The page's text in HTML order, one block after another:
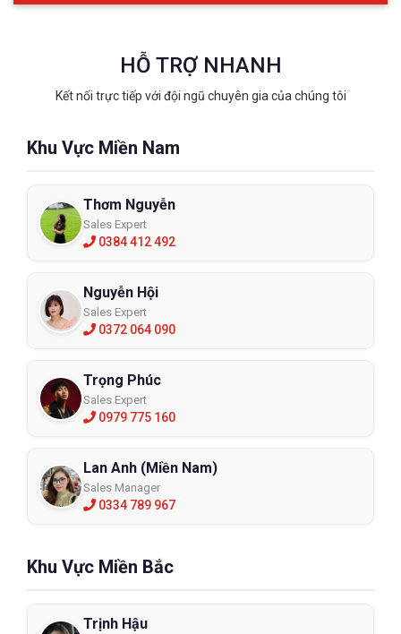
HỖ TRỢ NHANH
Kết nối trực tiếp với đội ngũ chuyên gia của chúng tôi
Khu Vực Miền Nam
Thơm Nguyễn
Sales Expert
0384 412 492
Nguyễn Hội
Sales Expert
0372 064 090
Trọng Phúc
Sales Expert
0979 775 160
Lan Anh (Miền Nam)
Sales Manager
0334 789 967
Khu Vực Miền Bắc
Trịnh Hậu